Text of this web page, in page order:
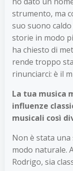
strumento, ma
suo suono
storie in modo
ha chiesto di
rende troppo
rinunciarci: è il
La tua musica
influenze
musicali così
Non è stata una
modo naturale.
Rodrigo, sia